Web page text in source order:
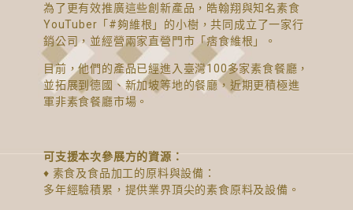
為了更有效推廣這些創新產品，皓翰翔與知名素食
YouTuber「#夠維根」的小樹，共同成立了一家行
銷公司，並經營兩家直營門市「痞食維根」。
目前，他們的產品已經進入臺灣100多家素食餐廳，
並拓展到德國、新加坡等地的餐廳，近期更積極進
軍非素食餐廳市場。
可支援本次參展方的資源：
♦ 素食及食品加工的原料與設備：
多年經驗積累，提供業界頂尖的素食原料及設備。